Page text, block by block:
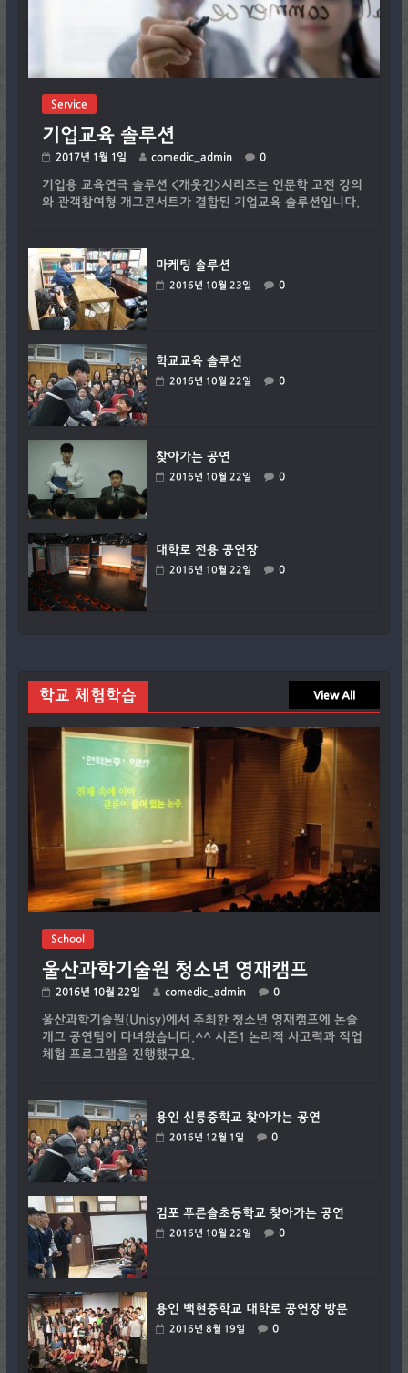
Service
기업교육 솔루션
2017년 1월 1일 comedic_admin 0
기업용 교육연극 솔루션 <개웃긴>시리즈는 인문학 고전 강의
와 관객참여형 개그콘서트가 결합된 기업교육 솔루션입니다.
마케팅 솔루션
2016년 10월 23일 0
학교교육 솔루션
2016년 10월 22일 0
찾아가는 공연
2016년 10월 22일 0
대학로 전용 공연장
2016년 10월 22일 0
학교 체험학습 View All
School
울산과학기술원 청소년 영재캠프
2016년 10월 22일 comedic_admin 0
울산과학기술원(Unisy)에서 주최한 청소년 영재캠프에 논술
개그 공연팀이 다녀왔습니다.^^ 시즌1 논리적 사고력과 직업
체험 프로그램을 진행했구요.
용인 신릉중학교 찾아가는 공연
2016년 12월 1일 0
김포 푸른솔초등학교 찾아가는 공연
2016년 10월 22일 0
용인 백현중학교 대학로 공연장 방문
2016년 8월 19일 0